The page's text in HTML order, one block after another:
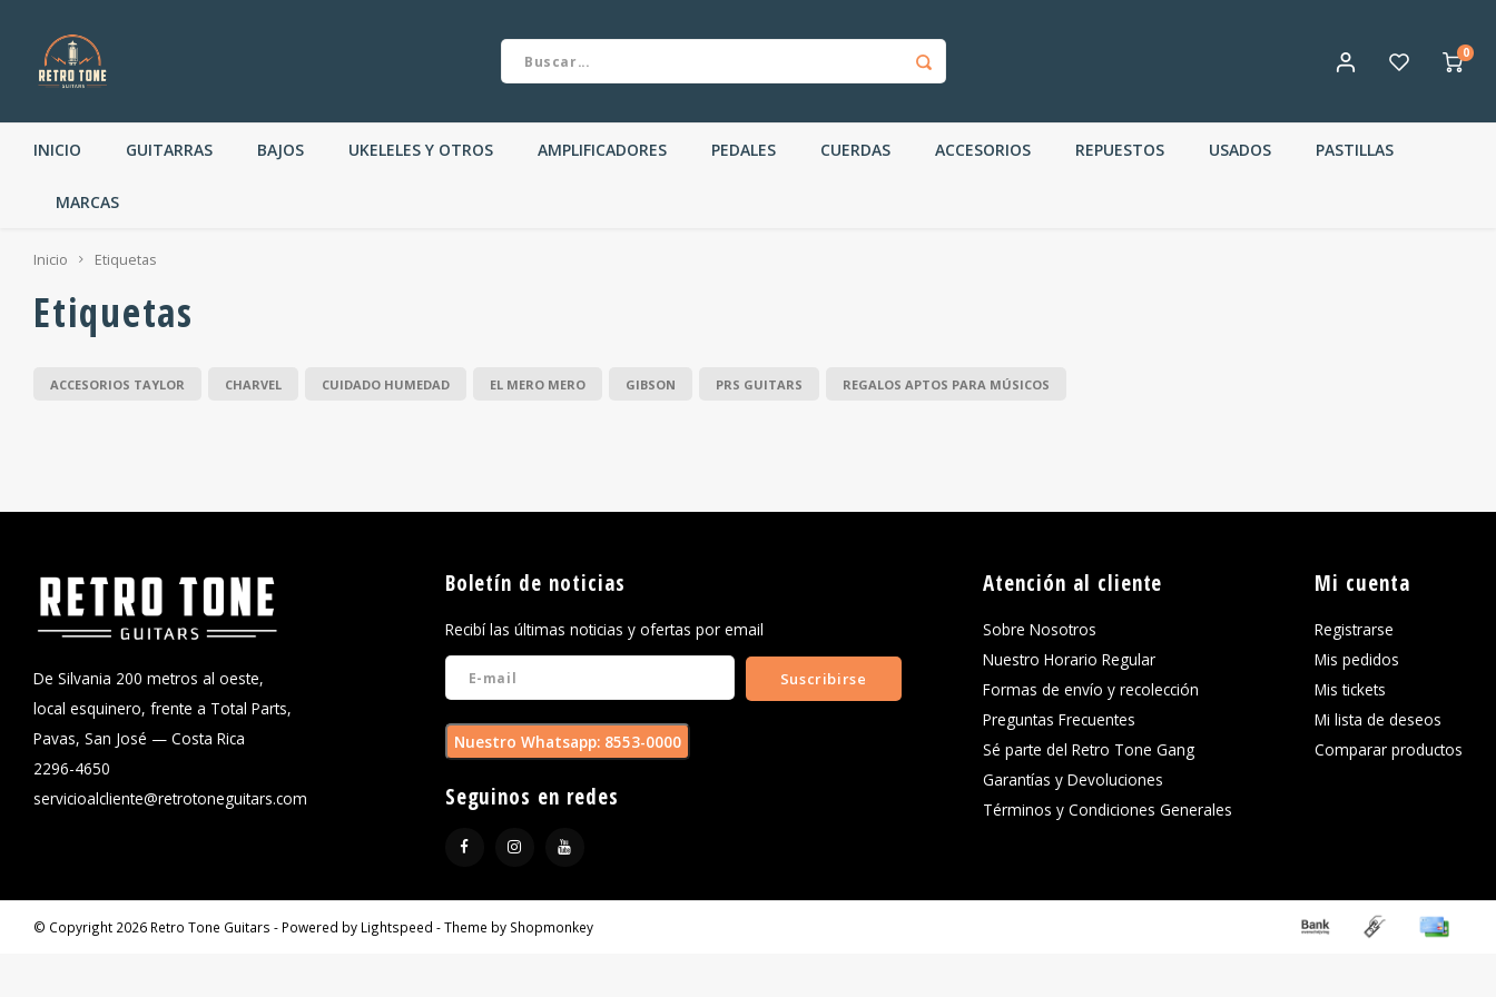
0
INICIO GUITARRAS BAJOS UKELELES Y OTROS AMPLIFICADORES PEDALES CUERDAS ACCESORIOS REPUESTOS USADOS PASTILLAS
MARCAS
Inicio Etiquetas
Etiquetas
ACCESORIOS TAYLOR CHARVEL CUIDADO HUMEDAD EL MERO MERO GIBSON PRS GUITARS REGALOS APTOS PARA MÚSICOS
De Silvania 200 metros al oeste,
local esquinero, frente a Total Parts,
Pavas, San José — Costa Rica
2296-4650
servicioalcliente@retrotoneguitars.com
Boletín de noticias
Recibí las últimas noticias y ofertas por email
Suscribirse
Nuestro Whatsapp: 8553-0000
Seguinos en redes
Atención al cliente
Sobre Nosotros
Nuestro Horario Regular
Formas de envío y recolección
Preguntas Frecuentes
Sé parte del Retro Tone Gang
Garantías y Devoluciones
Términos y Condiciones Generales
Mi cuenta
Registrarse
Mis pedidos
Mis tickets
Mi lista de deseos
Comparar productos
© Copyright 2026 Retro Tone Guitars - Powered by Lightspeed - Theme by Shopmonkey